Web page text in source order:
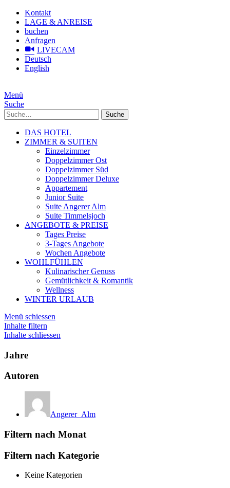
Kontakt
LAGE & ANREISE
buchen
Anfragen
LIVECAM
Deutsch
English
Menü
Suche
Suche
DAS HOTEL
ZIMMER & SUITEN
Einzelzimmer
Doppelzimmer Ost
Doppelzimmer Süd
Doppelzimmer Deluxe
Appartement
Junior Suite
Suite Angerer Alm
Suite Timmelsjoch
ANGEBOTE & PREISE
Tages Preise
3-Tages Angebote
Wochen Angebote
WOHLFÜHLEN
Kulinarischer Genuss
Gemütlichkeit & Romantik
Wellness
WINTER URLAUB
Menü schiessen
Inhalte filtern
Inhalte schliessen
Jahre
Autoren
Angerer_Alm
Filtern nach Monat
Filtern nach Kategorie
Keine Kategorien